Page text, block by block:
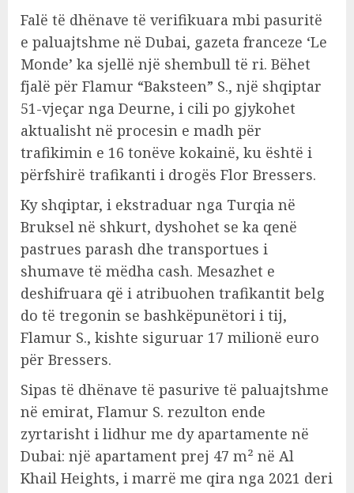
Falë të dhënave të verifikuara mbi pasuritë
e paluajtshme në Dubai, gazeta franceze ‘Le
Monde’ ka sjellë një shembull të ri. Bëhet
fjalë për Flamur “Baksteen” S., një shqiptar
51-vjeçar nga Deurne, i cili po gjykohet
aktualisht në procesin e madh për
trafikimin e 16 tonëve kokainë, ku është i
përfshirë trafikanti i drogës Flor Bressers.
Ky shqiptar, i ekstraduar nga Turqia në
Bruksel në shkurt, dyshohet se ka qenë
pastrues parash dhe transportues i
shumave të mëdha cash. Mesazhet e
deshifruara që i atribuohen trafikantit belg
do të tregonin se bashkëpunëtori i tij,
Flamur S., kishte siguruar 17 milionë euro
për Bressers.
Sipas të dhënave të pasurive të paluajtshme
në emirat, Flamur S. rezulton ende
zyrtarisht i lidhur me dy apartamente në
Dubai: një apartament prej 47 m² në Al
Khail Heights, i marrë me qira nga 2021 deri